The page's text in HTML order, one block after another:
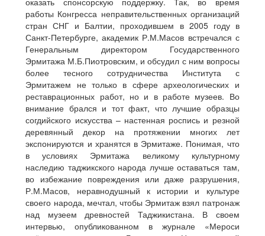
работы Конгресса неправительственных организаций
стран СНГ и Балтии, проходившем в 2005 году в
Санкт-Петербурге, академик Р.М.Масов встречался с
Генеральным директором Государственного
Эрмитажа М.Б.Пиотровским, и обсудил с ним вопросы
более тесного сотрудничества Института с
Эрмитажем не только в сфере археологических и
реставрационных работ, но и в работе музеев. Во
внимание брался и тот факт, что лучшие образцы
согдийского искусства – настенная роспись и резной
деревянный декор на протяжении многих лет
экспонируются и хранятся в Эрмитаже. Понимая, что
в условиях Эрмитажа великому культурному
наследию таджикского народа лучше оставаться там,
во избежание повреждения или даже разрушения,
Р.М.Масов, неравнодушный к истории и культуре
своего народа, мечтал, чтобы Эрмитаж взял патронаж
над музеем древностей Таджикистана. В своем
интервью, опубликованном в журнале «Мероси